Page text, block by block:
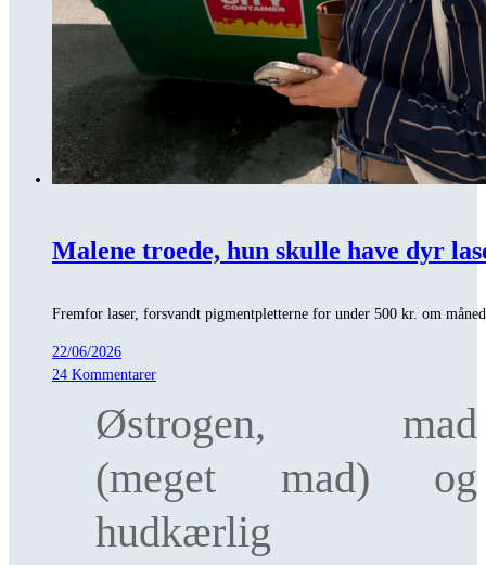
Malene troede, hun skulle have dyr
Fremfor laser, forsvandt pigmentpletterne for under 500 kr. om
22/06/2026
24 Kommentarer
Østrogen, mad
(meget mad) og
hudkærlig